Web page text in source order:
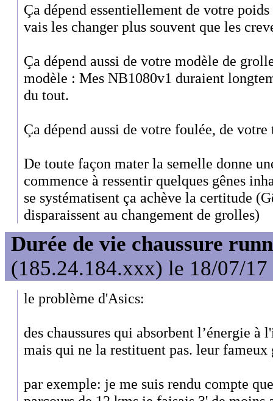
Ça dépend essentiellement de votre
vais les changer plus souvent que les
Ça dépend aussi de votre modèle de
modèle : Mes NB1080v1 duraient
du tout.
Ça dépend aussi de votre foulée, de
De toute façon mater la semelle donne
commence à ressentir quelques gênes
se systématisent ça achève la certitude
disparaissent au changement de grolles)
Durée de vie chaussure
(185.24.184.xxx) le 18/07/17
le problème d'Asics:
des chaussures qui absorbent l’énergie à
mais qui ne la restituent pas. leur fameux
par exemple: je me suis rendu compte